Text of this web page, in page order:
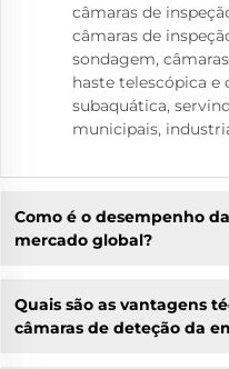
câmaras de
câmaras de
sondagem,
haste telescópica e
subaquática,
municipais,
Como é o desempenho
mercado global?
Quais são as vantagens
câmaras de deteção da